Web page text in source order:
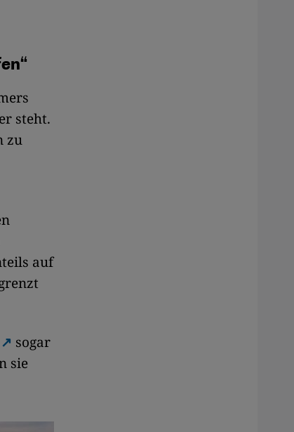
steht.
zu
auf
sogar
sie